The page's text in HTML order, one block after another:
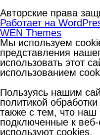
Авторские права
Работает на
WEN Themes
Мы используем
представления
использовать этот
использованием
Пользуясь нашим
политикой
также с тем, что наш
подключенные к
используют cookies,